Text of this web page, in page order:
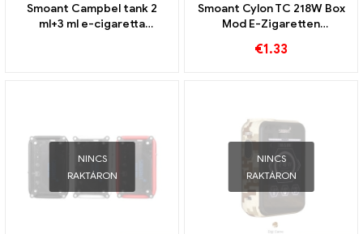
Smoant Campbel tank 2
ml+3 ml e-cigaretta
Smoant Cylon TC 218W Box
Mod E-Zigaretten
€1.33
NINCS
RAKTÁRON
NINCS
RAKTÁRON